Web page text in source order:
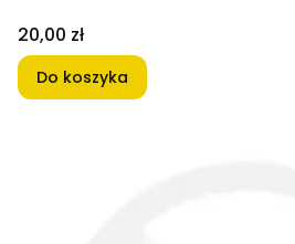
Cena
20,00 zł
Do koszyka